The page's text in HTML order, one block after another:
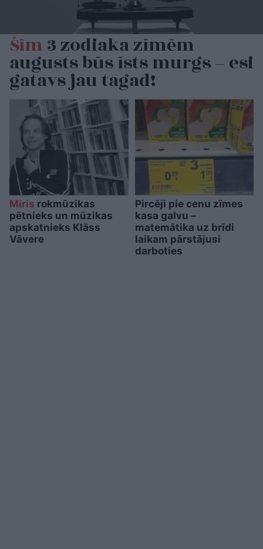
Šīm3 zodiaka zīmēm
augusts būs īsts murgs – esi
gatavs jau tagad!
Miris rokmūzikas
pētnieks un mūzikas
apskatnieks Klāss
Vāvere
Pircēji pie cenu zīmes
kasa galvu –
matemātika uz brīdi
laikam pārstājusi
darboties